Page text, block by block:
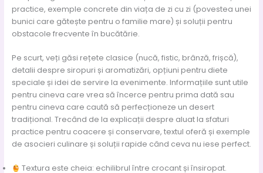
practice, exemple concrete din viața de zi cu zi (povestea unei
bunici care gătește pentru o familie mare) și soluții pentru
obstacole frecvente în bucătărie.
Pe scurt, veți găsi rețete clasice (nucă, fistic, brânză, frișcă),
detalii despre siropuri și aromatizări, opțiuni pentru diete
speciale și idei de servire la evenimente. Informațiile sunt utile
pentru cineva care vrea să încerce pentru prima dată sau
pentru cineva care caută să perfecționeze un desert
tradițional. Trecând de la explicații despre aluat la sfaturi
practice pentru coacere și conservare, textul oferă și exemple
de asocieri culinare și soluții rapide când ceva nu iese perfect.
Textura este cheia: echilibrul între crocant și însiropat.